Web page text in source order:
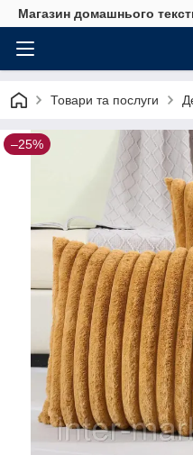
Магазин домашнього
Товари та послуги
–25%